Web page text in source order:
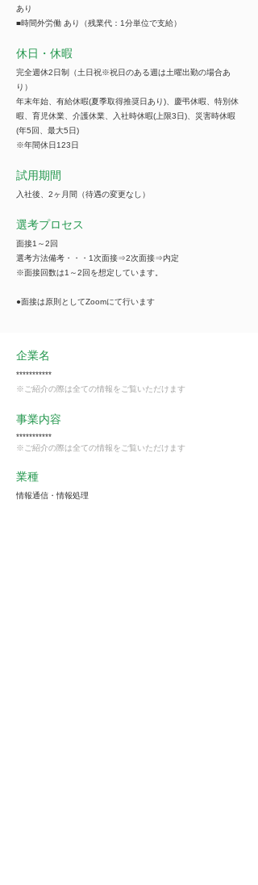
あり
■時間外労働 あり（残業代：1分単位で支給）
休日・休暇
完全週休2日制（土日祝※祝日のある週は土曜出勤の場合あ
り）
年末年始、有給休暇(夏季取得推奨日あり)、慶弔休暇、特別休
暇、育児休業、介護休業、入社時休暇(上限3日)、災害時休暇
(年5回、最大5日)
※年間休日123日
試用期間
入社後、2ヶ月間（待遇の変更なし）
選考プロセス
面接1～2回
選考方法備考・・・1次面接⇒2次面接⇒内定
※面接回数は1～2回を想定しています。
●面接は原則としてZoomにて行います
企業名
***********
※ご紹介の際は全ての情報をご覧いただけます
事業内容
***********
※ご紹介の際は全ての情報をご覧いただけます
業種
情報通信・情報処理